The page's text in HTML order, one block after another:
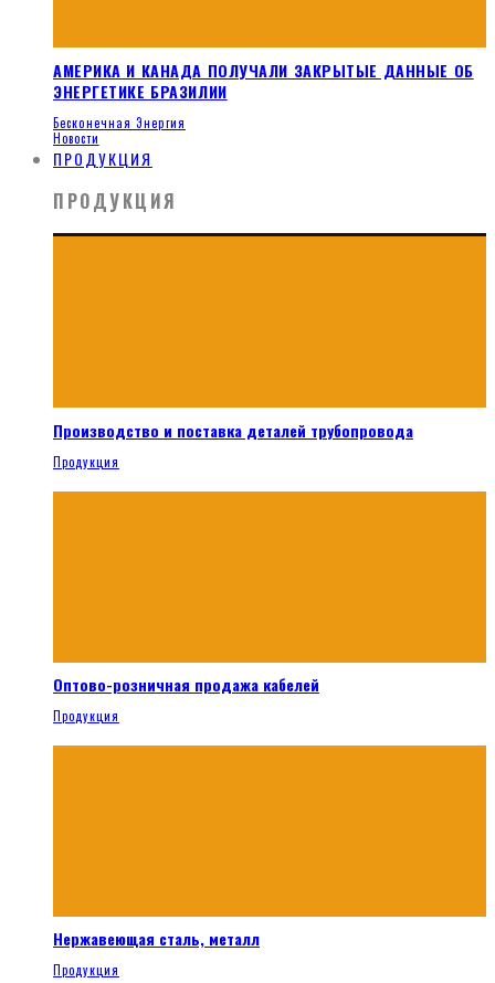
АМЕРИКА И КАНАДА ПОЛУЧАЛИ ЗАКРЫТЫЕ ДАННЫЕ ОБ
ЭНЕРГЕТИКЕ БРАЗИЛИИ
Бесконечная Энергия
Новости
ПРОДУКЦИЯ
ПРОДУКЦИЯ
Производство и поставка деталей трубопровода
Продукция
Оптово-розничная продажа кабелей
Продукция
Нержавеющая сталь, металл
Продукция